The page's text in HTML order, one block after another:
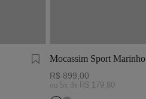
Mocassim Sport Marinho
R$ 899,00
ou 5x de R$ 179, 80